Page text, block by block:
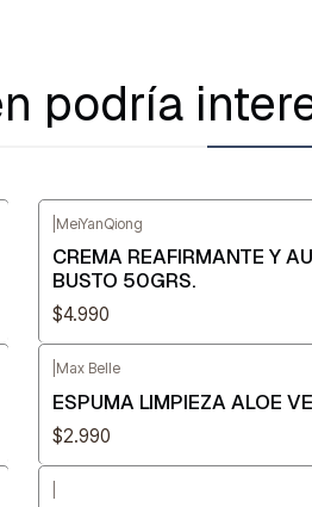
podría
MeiYanQiong
CREMA REAFIRMANTE Y
BUSTO 50GRS.
$4.990
Max Belle
ESPUMA LIMPIEZA ALOE
$2.990